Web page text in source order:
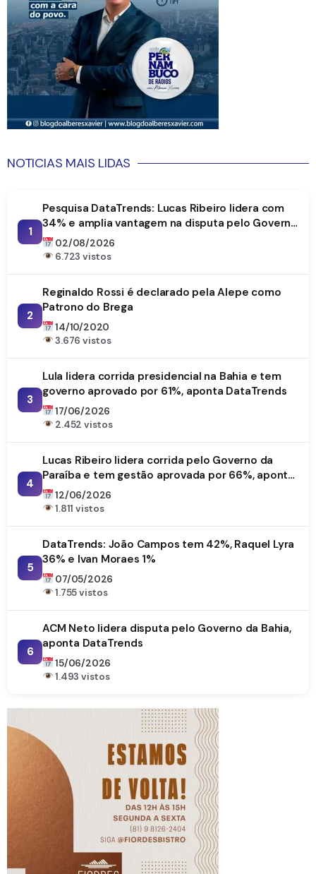
NOTICIAS MAIS LIDAS
1
Pesquisa DataTrends: Lucas Ribeiro lidera com
34% e amplia vantagem na disputa pelo Governo
da Paraíba
02/08/2026
6.723 vistos
2
Reginaldo Rossi é declarado pela Alepe como
Patrono do Brega
14/10/2020
3.676 vistos
3
Lula lidera corrida presidencial na Bahia e tem
governo aprovado por 61%, aponta DataTrends
17/06/2026
2.452 vistos
4
Lucas Ribeiro lidera corrida pelo Governo da
Paraíba e tem gestão aprovada por 66%, aponta
DataTrends
12/06/2026
1.811 vistos
5
DataTrends: João Campos tem 42%, Raquel Lyra
36% e Ivan Moraes 1%
07/05/2026
1.755 vistos
6
ACM Neto lidera disputa pelo Governo da Bahia,
aponta DataTrends
15/06/2026
1.493 vistos